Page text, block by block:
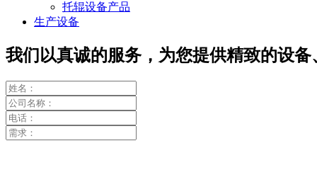
托辊设备产品
生产设备
我们以真诚的服务，为您提供精致的设